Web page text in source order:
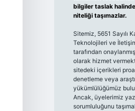
bilgiler taslak
niteliği taşımazlar.
Sitemiz, 5651 Sayılı
Teknolojileri ve
tarafından
olarak hizmet
sitedeki içerikleri
denetleme veya
yükümlülüğümüz
Ancak, üyelerimiz
sorumluluğunu